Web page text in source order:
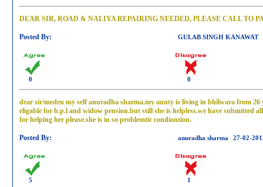
DEAR SIR, ROAD & NALIYA REPAIRING NEEDED, PLEASE CALL TO
Posted By: GULAB SINGH KANAWAT
0 0
dear sir/meden my self anuradha sharma.my aunty is living in bhilwara from 26
eligable for b.p.l and widow pension.but still she is helpless.we have submitted
for helping her please.she is in so problemtic condiontion.
Posted By: anuradha sharma 27-02-
5 1